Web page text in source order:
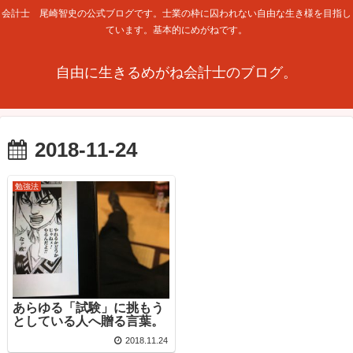
会計士 尾崎智史の公式ブログです。士業の枠に囚われない自由な生き様を目指し
ています。基本的にめがねです。
自由に生きるめがね会計士のブログ。
2018-11-24
勉強法
あらゆる「試験」に挑もう
としている人へ贈る言葉。
2018.11.24